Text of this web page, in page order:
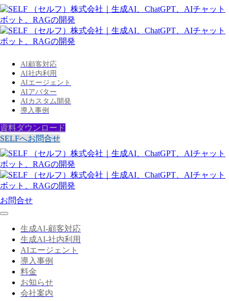
AI顧客対応
AI社内利用
AIエージェント
AIアバター
AIカスタム開発
導入事例
資料ダウンロード
SELFへお問合せ
お問合せ
生成AI-顧客対応
生成AI-社内利用
AIエージェント
導入事例
料金
お知らせ
会社案内